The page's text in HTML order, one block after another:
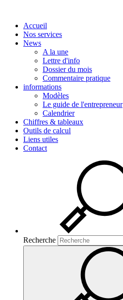
Accueil
Nos services
News
A la une
Lettre d'info
Dossier du mois
Commentaire pratique
informations
Modèles
Le guide de l'entrepreneur
Calendrier
Chiffres & tableaux
Outils de calcul
Liens utiles
Contact
Recherche